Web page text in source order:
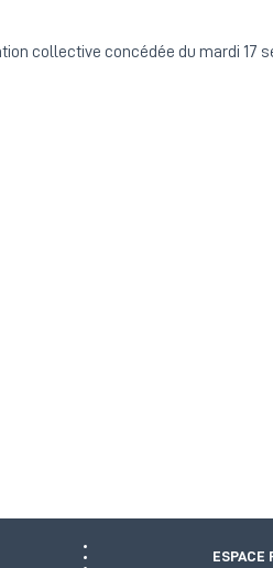
collective concédée du mardi 17
ESPACE